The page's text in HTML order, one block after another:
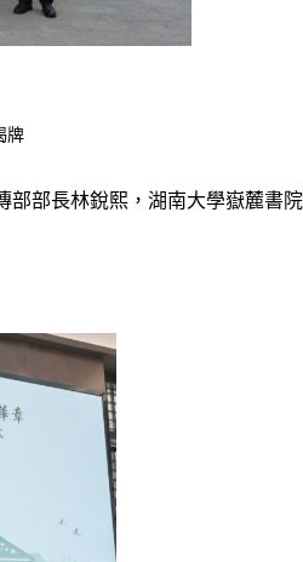
牌
部長林銳熙，湖南大學嶽麓書